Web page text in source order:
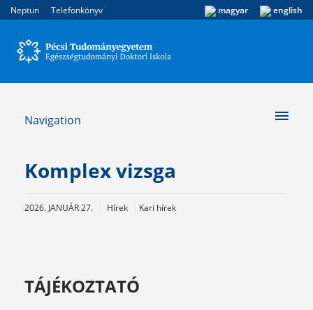
Neptun | Telefonkönyv magyar | english
Navigation
Komplex vizsga
2026. JANUÁR 27. Hírek Kari hírek
TÁJÉKOZTATÓ